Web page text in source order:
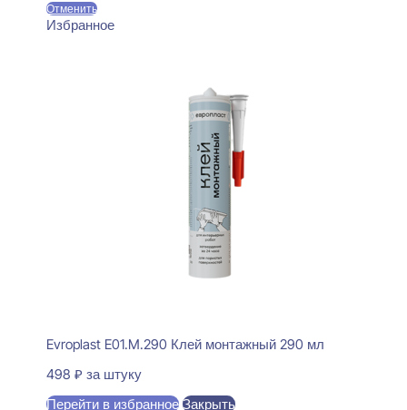
Отменить
Избранное
Evroplast E01.M.290 Клей монтажный 290 мл
498 ₽ за штуку
Перейти в избранное Закрыть